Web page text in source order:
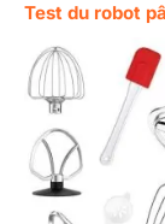
Test du robot